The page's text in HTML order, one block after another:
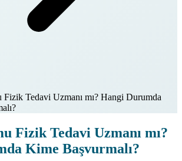
Fizik Tedavi Uzmanı mı? Hangi Durumda
Fizik Tedavi Uzmanı mı?
Kime Başvurmalı?